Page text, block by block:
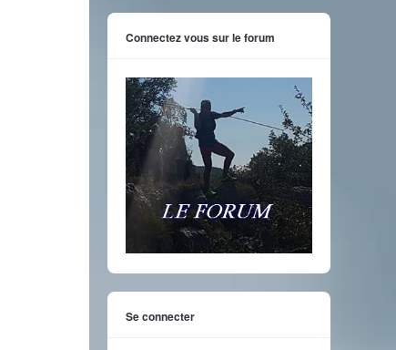
Connectez vous sur le forum
Se connecter